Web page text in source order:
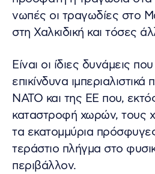
νωπές οι τραγωδίες στο
στη Χαλκιδική και τόσες
Είναι οι ίδιες δυνάμεις
επικίνδυνα
ΝΑΤΟ και της ΕΕ που,
καταστροφή χωρών, τους
τα εκατομμύρια
τεράστιο πλήγμα στο
περιβάλλον.